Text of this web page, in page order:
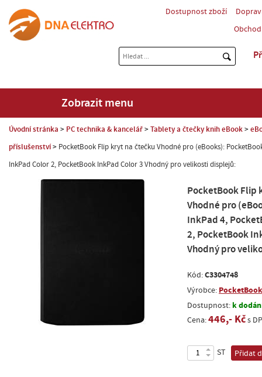
Dostupnost zboží
Zobrazit menu
Úvodní stránka PC technika & kancelář Tablety a čtečky knih eBook
příslušenství PocketBook Flip kryt na čtečku Vhodné pro (eBooks):
InkPad Color 2, PocketBook InkPad Color 3 Vhodný pro velikosti displejů:
PocketBook Flip
Vhodné pro
InkPad 4,
2, PocketBook
Vhodný pro
Kód:C3304748
Výrobce: PocketBook
Dostupnost:k
Cena:446,- Kčs
ST Přidat